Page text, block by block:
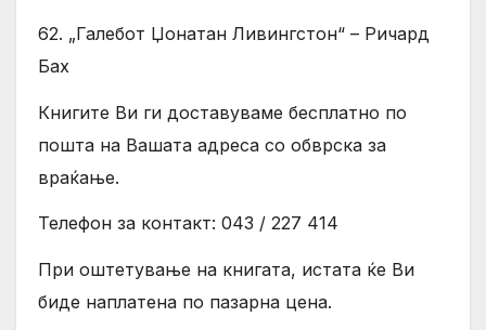
62. „Галебот Џонатан Ливингстон“ – Ричард
Бах
Книгите Ви ги доставуваме бесплатно по
пошта на Вашата адреса со обврска за
враќање.
Телефон за контакт: 043 / 227 414
При оштетување на книгата, истата ќе Ви
биде наплатена по пазарна цена.